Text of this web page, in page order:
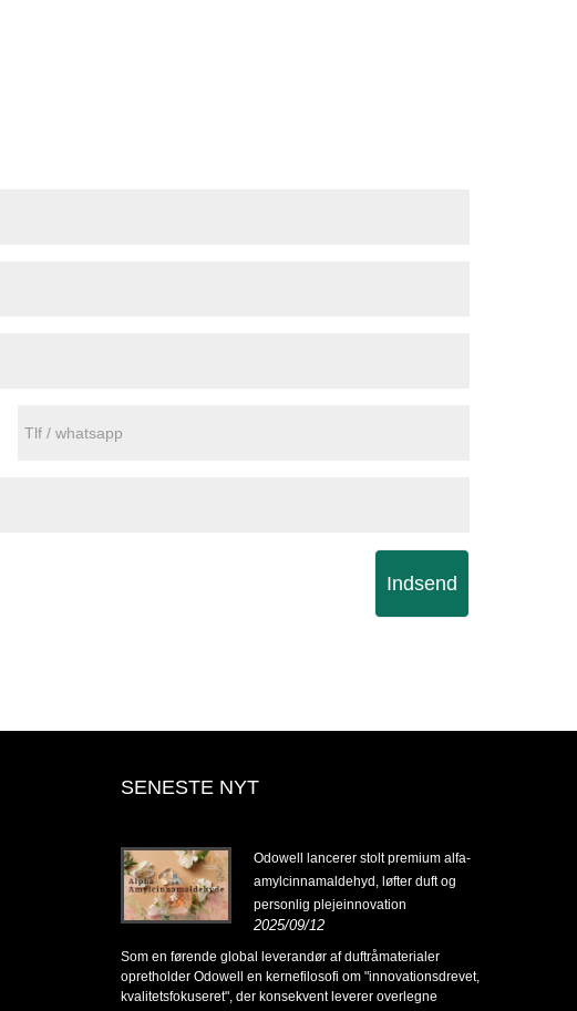
Indsend
SENESTE NYT
Odowell lancerer stolt premium alfa-
amylcinnamaldehyd, løfter duft og
personlig plejeinnovation
2025/09/12
Som en førende global leverandør af duftråmaterialer
opretholder Odowell en kernefilosofi om "innovationsdrevet,
kvalitetsfokuseret", der konsekvent leverer overlegne